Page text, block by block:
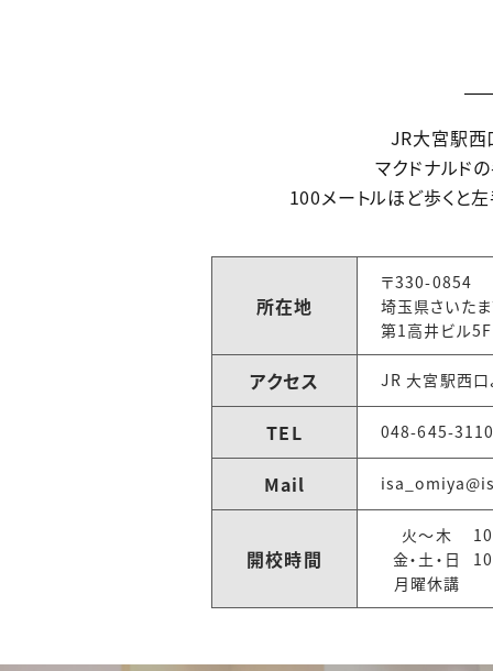
JR大宮駅西
マクドナルド
100メートルほど歩くと左
所在地
〒330-0854
埼玉県さいた
第1高井ビル5F
アクセス JR 大宮駅西口
TEL 048-645-
Mail
開校時間
火～木
金・土・日
月曜休講